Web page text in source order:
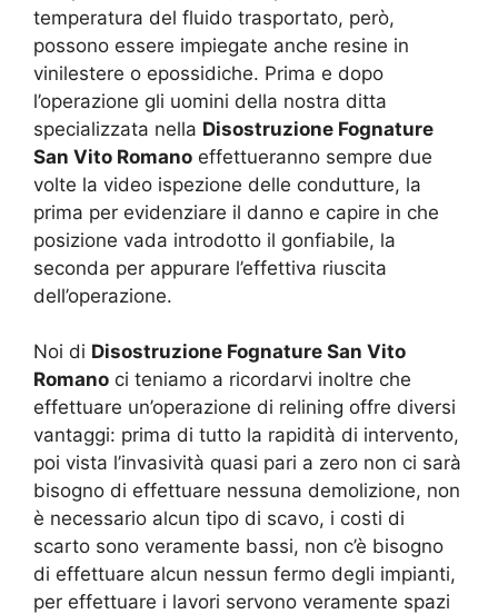
temperatura del fluido trasportato, però,
possono essere impiegate anche resine in
vinilestere o epossidiche. Prima e dopo
l’operazione gli uomini della nostra ditta
specializzata nella Disostruzione Fognature
San Vito Romano effettueranno sempre due
volte la video ispezione delle condutture, la
prima per evidenziare il danno e capire in che
posizione vada introdotto il gonfiabile, la
seconda per appurare l’effettiva riuscita
dell’operazione.
Noi di Disostruzione Fognature San Vito
Romano ci teniamo a ricordarvi inoltre che
effettuare un’operazione di relining offre diversi
vantaggi: prima di tutto la rapidità di intervento,
poi vista l’invasività quasi pari a zero non ci sarà
bisogno di effettuare nessuna demolizione, non
è necessario alcun tipo di scavo, i costi di
scarto sono veramente bassi, non c’è bisogno
di effettuare alcun nessun fermo degli impianti,
per effettuare i lavori servono veramente spazi